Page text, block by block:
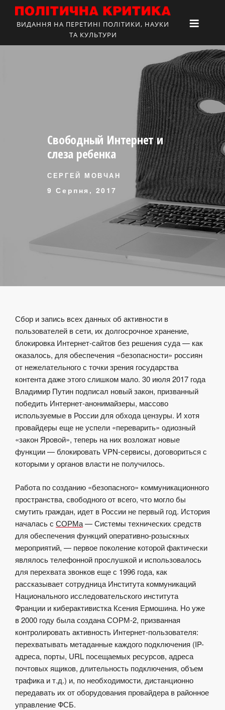
ВИДАННЯ НА ПЕРЕТИНІ ПОЛІТИКИ, НАУКИ
ТА КУЛЬТУРИ
Свободный Интернет и
слеза ребенка
СЕРГЕЙ МОВЧАН
9 Серпня, 2017
Сбор и запись всех данных об активности в
пользователей в сети, их долгосрочное хранение,
блокировка Интернет-сайтов без решения суда — как
оказалось, для обеспечения «безопасности» россиян
от нежелательного с точки зрения государства
контента даже этого слишком мало. 30 июля 2017 года
Владимир Путин подписал новый закон, призванный
победить Интернет-анонимайзеры, массово
используемые в России для обхода цензуры. И хотя
провайдеры еще не успели «переварить» одиозный
«закон Яровой», теперь на них возложат новые
функции — блокировать VPN-сервисы, договориться с
которыми у органов власти не получилось.
Работа по созданию «безопасного» коммуникационного
пространства, свободного от всего, что могло бы
смутить граждан, идет в России не первый год. История
началась с СОРМа— Системы технических средств
для обеспечения функций оперативно-розыскных
мероприятий, — первое поколение которой фактически
являлось телефонной прослушкой и использовалось
для перехвата звонков еще с 1996 года, как
рассказывает сотрудница Института коммуникаций
Национального исследовательского института
Франции и киберактивистка Ксения Ермошина. Но уже
в 2000 году была создана СОРМ-2, призванная
контролировать активность Интернет-пользователя:
перехватывать метаданные каждого подключения (IP-
адреса, порты, URL посещаемых ресурсов, адреса
почтовых ящиков, длительность подключения, объем
трафика и т.д.) и, по необходимости, дистанционно
передавать их от оборудования провайдера в районное
управление ФСБ.